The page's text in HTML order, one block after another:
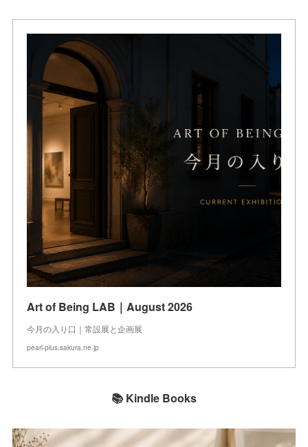
Art of Being LAB｜August 2026
今月の入り口｜常設展と企画展
pearl-plus.sakura.ne.jp
📚 Kindle Books